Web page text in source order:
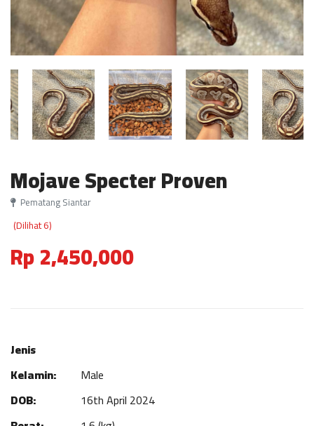
Mojave Specter Proven
Pematang Siantar
(Dilihat 6)
Rp 2,450,000
Jenis
Kelamin:
Male
DOB:
16th April 2024